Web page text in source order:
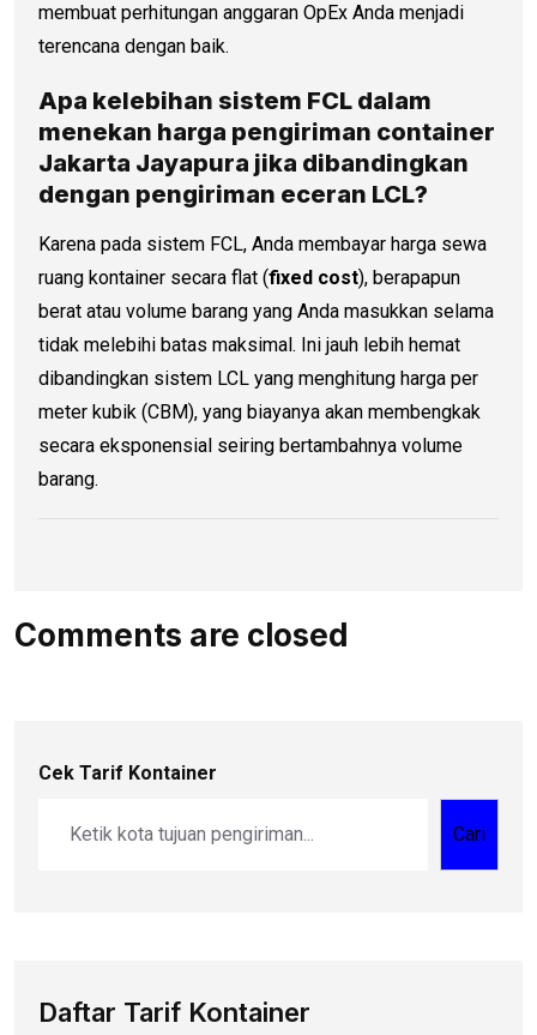
membuat perhitungan anggaran OpEx Anda menjadi
terencana dengan baik.
Apa kelebihan sistem FCL dalam
menekan harga pengiriman container
Jakarta Jayapura jika dibandingkan
dengan pengiriman eceran LCL?
Karena pada sistem FCL, Anda membayar harga sewa
ruang kontainer secara flat (fixed cost), berapapun
berat atau volume barang yang Anda masukkan selama
tidak melebihi batas maksimal. Ini jauh lebih hemat
dibandingkan sistem LCL yang menghitung harga per
meter kubik (CBM), yang biayanya akan membengkak
secara eksponensial seiring bertambahnya volume
barang.
Comments are closed
Cek Tarif Kontainer
Cari
Daftar Tarif Kontainer